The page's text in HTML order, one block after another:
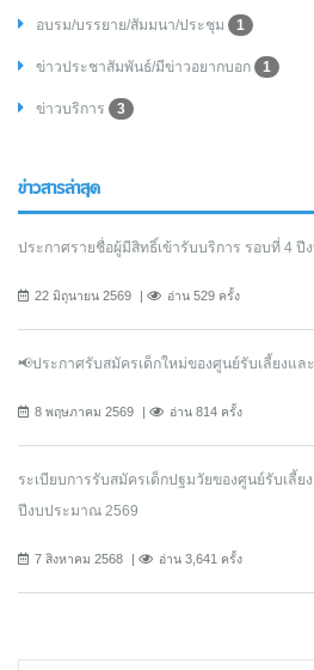
อบรม/บรรยาย/สัมมนา/ประชุม 1
ข่าวประชาสัมพันธ์/มีข่าวอยากบอก 1
ข่าวบริการ 3
ข่าวสารล่าสุด
ประกาศรายชื่อผู้มีสิทธิ์เข้ารับบริการ รอบที่ 4 ปี
22 มิถุนายน 2569 อ่าน 529 ครั้ง
📢ประกาศรับสมัครเด็กใหม่ของศูนย์รับเลี้ยงแ
8 พฤษภาคม 2569 อ่าน 814 ครั้ง
ระเบียบการรับสมัครเด็กปฐมวัยของศูนย์รับเลี้
ปีงบประมาณ 2569
7 สิงหาคม 2568 อ่าน 3,641 ครั้ง